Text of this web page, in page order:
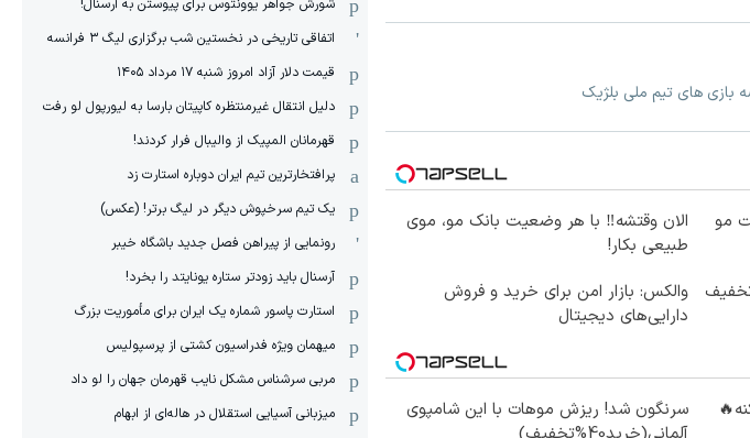
بازی های تیم ملی بلژیک
مو
الان وقتشه‼️ با هر وضعیت بانک مو، موی
طبیعی بکار!
والکس: بازار امن برای خرید و فروش
دارایی‌های دیجیتال
سرنگون شد! ریزش موهات با این شامپوی
شورش جواهر یوونتوس برای پیوستن به آرسنال!
اتفاقی تاریخی در نخستین شب برگزاری لیگ ۳ فرانسه
قیمت دلار آزاد امروز شنبه ۱۷ مرداد ۱۴۰۵
دلیل انتقال غیرمنتظره کاپیتان بارسا به لیورپول لو رفت
قهرمانان المپیک از والیبال فرار کردند!
پرافتخارترین تیم ایران دوباره استارت زد
یک تیم سرخپوش دیگر در لیگ برتر! (عکس)
رونمایی از پیراهن فصل جدید باشگاه خیبر
آرسنال باید زودتر ستاره یونایتد را بخرد!
استارت پاسور شماره یک ایران برای مأموریت بزرگ
میهمان ویژه فدراسیون کشتی از پرسپولیس
مربی سرشناس مشکل نایب قهرمان جهان را لو داد
میزبانی آسیایی استقلال در هاله‌ای از ابهام